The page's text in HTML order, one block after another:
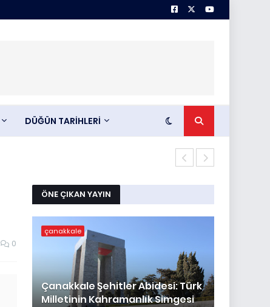
DÜĞÜN TARİHLERİ
0
ÖNE ÇIKAN YAYIN
çanakkale
Çanakkale Şehitler Abidesi: Türk
Milletinin Kahramanlık Simgesi